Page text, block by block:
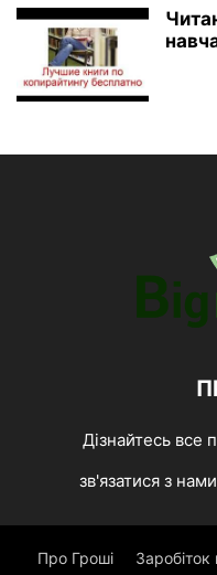
Дізнайтесь все
зв'язатися з
Про Гроші Заробіток